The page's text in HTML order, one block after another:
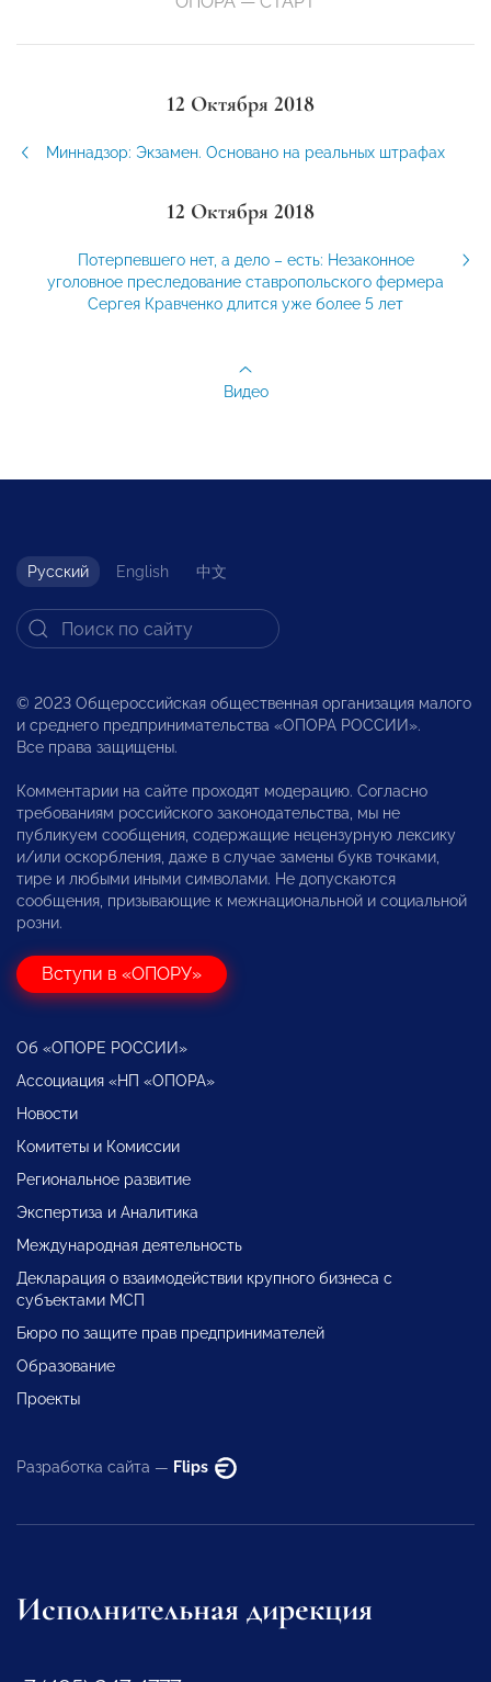
12 Октября 2018
Миннадзор: Экзамен. Основано на реальных штрафах
12 Октября 2018
Потерпевшего нет, а дело – есть: Незаконное
уголовное преследование ставропольского фермера
Сергея Кравченко длится уже более 5 лет
Видео
Русский English 中文
© 2023 Общероссийская общественная организация малого
и среднего предпринимательства «ОПОРА РОССИИ».
Все права защищены.
Комментарии на сайте проходят модерацию. Согласно
требованиям российского законодательства, мы не
публикуем сообщения, содержащие нецензурную лексику
и/или оскорбления, даже в случае замены букв точками,
тире и любыми иными символами. Не допускаются
сообщения, призывающие к межнациональной и социальной
розни.
Вступи в «ОПОРУ»
Об «ОПОРЕ РОССИИ»
Ассоциация «НП «ОПОРА»
Новости
Комитеты и Комиссии
Региональное развитие
Экспертиза и Аналитика
Международная деятельность
Декларация о взаимодействии крупного бизнеса с
субъектами МСП
Бюро по защите прав предпринимателей
Образование
Проекты
Разработка сайта — Flips
Исполнительная дирекция